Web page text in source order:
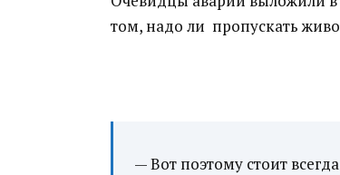
том, надо ли пропускать
— Вот поэтому стоит